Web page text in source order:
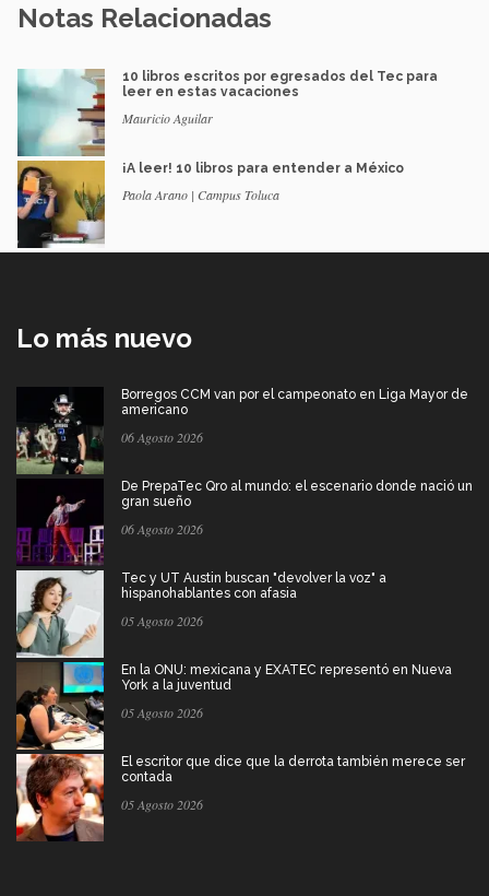
Notas Relacionadas
10 libros escritos por egresados del Tec para
leer en estas vacaciones
Mauricio Aguilar
¡A leer! 10 libros para entender a México
Paola Arano | Campus Toluca
Lo más nuevo
Borregos CCM van por el campeonato en Liga Mayor de
americano
06 Agosto 2026
De PrepaTec Qro al mundo: el escenario donde nació un
gran sueño
06 Agosto 2026
Tec y UT Austin buscan "devolver la voz" a
hispanohablantes con afasia
05 Agosto 2026
En la ONU: mexicana y EXATEC representó en Nueva
York a la juventud
05 Agosto 2026
El escritor que dice que la derrota también merece ser
contada
05 Agosto 2026